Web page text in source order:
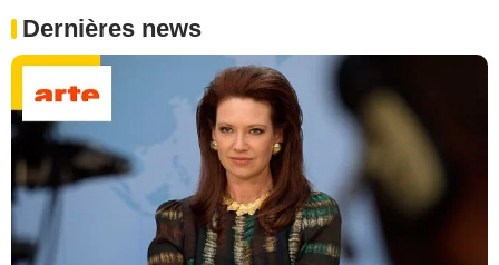
Dernières news